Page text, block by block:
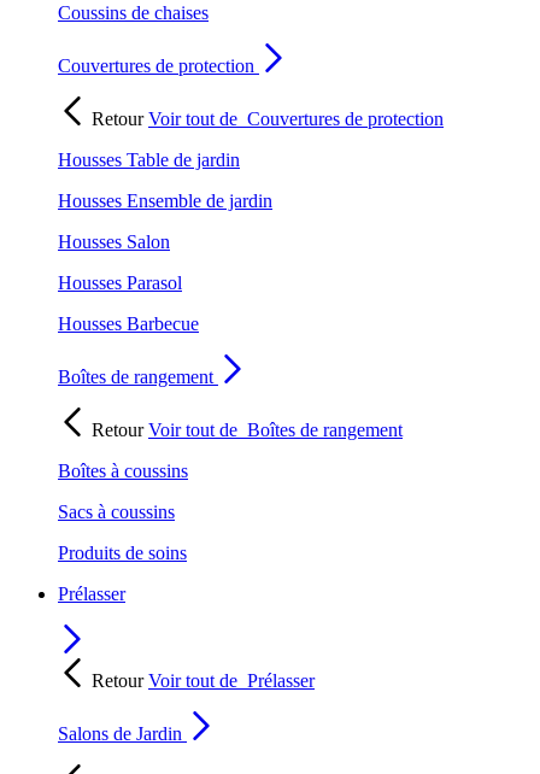
Coussins de chaises
Couvertures de protection
RetourVoir tout de Couvertures de protection
Housses Table de jardin
Housses Ensemble de jardin
Housses Salon
Housses Parasol
Housses Barbecue
Boîtes de rangement
RetourVoir tout de Boîtes de rangement
Boîtes à coussins
Sacs à coussins
Produits de soins
Prélasser
RetourVoir tout de Prélasser
Salons de Jardin